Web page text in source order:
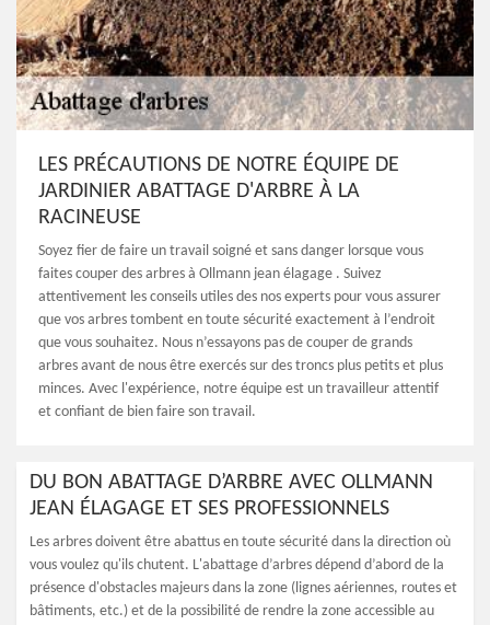
LES PRÉCAUTIONS DE NOTRE ÉQUIPE DE
JARDINIER ABATTAGE D'ARBRE À LA
RACINEUSE
Soyez fier de faire un travail soigné et sans danger lorsque vous
faites couper des arbres à Ollmann jean élagage . Suivez
attentivement les conseils utiles des nos experts pour vous assurer
que vos arbres tombent en toute sécurité exactement à l’endroit
que vous souhaitez. Nous n’essayons pas de couper de grands
arbres avant de nous être exercés sur des troncs plus petits et plus
minces. Avec l'expérience, notre équipe est un travailleur attentif
et confiant de bien faire son travail.
DU BON ABATTAGE D’ARBRE AVEC OLLMANN
JEAN ÉLAGAGE ET SES PROFESSIONNELS
Les arbres doivent être abattus en toute sécurité dans la direction où
vous voulez qu'ils chutent. L'abattage d’arbres dépend d’abord de la
présence d'obstacles majeurs dans la zone (lignes aériennes, routes et
bâtiments, etc.) et de la possibilité de rendre la zone accessible au